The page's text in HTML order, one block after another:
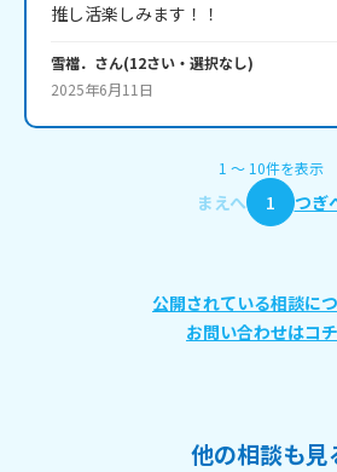
推し活楽しみます！！
雪襠． さん(12さい・ 選択なし)
2025年6月11日
1 〜 10件を表示
まえへ 1 つぎ
公開されている相談に
お問い合わせはコ
他の相談も見